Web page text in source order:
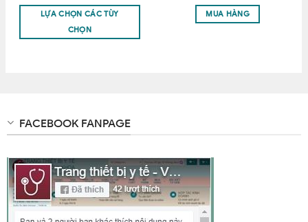
LỰA CHỌN CÁC TÙY
CHỌN
MUA HÀNG
FACEBOOK FANPAGE